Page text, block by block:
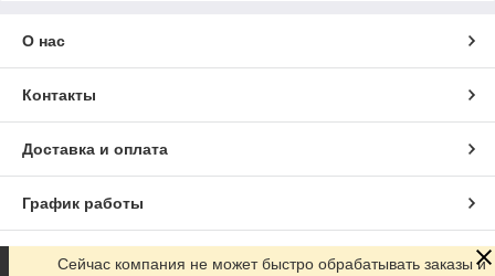
О нас
Контакты
Доставка и оплата
График работы
Полная версия сайта
Сейчас компания не может быстро обрабатывать заказы и